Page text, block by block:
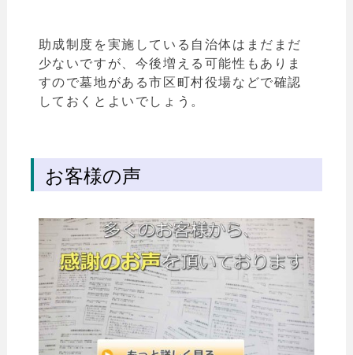
助成制度を実施している自治体はまだまだ
少ないですが、今後増える可能性もありま
すので墓地がある市区町村役場などで確認
しておくとよいでしょう。
お客様の声